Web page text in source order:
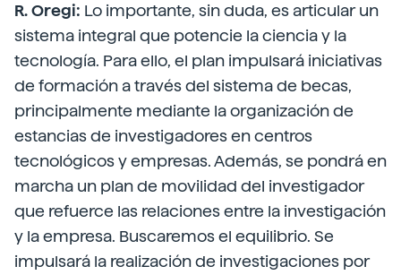
R. Oregi: Lo importante, sin duda, es articular un
sistema integral que potencie la ciencia y la
tecnología. Para ello, el plan impulsará iniciativas
de formación a través del sistema de becas,
principalmente mediante la organización de
estancias de investigadores en centros
tecnológicos y empresas. Además, se pondrá en
marcha un plan de movilidad del investigador
que refuerce las relaciones entre la investigación
y la empresa. Buscaremos el equilibrio. Se
impulsará la realización de investigaciones por